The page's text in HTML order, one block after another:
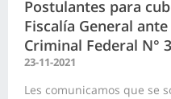
Postulantes para
Fiscalía General
Criminal Federal N°
23-11-2021
Les comunicamos que se